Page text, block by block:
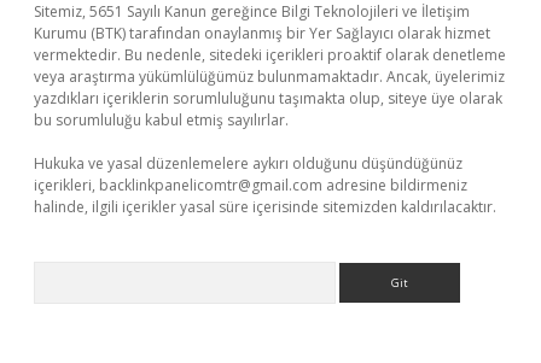
Sitemiz, 5651 Sayılı Kanun gereğince Bilgi Teknolojileri ve İletişim
Kurumu (BTK) tarafından onaylanmış bir Yer Sağlayıcı olarak hizmet
vermektedir. Bu nedenle, sitedeki içerikleri proaktif olarak denetleme
veya araştırma yükümlülüğümüz bulunmamaktadır. Ancak, üyelerimiz
yazdıkları içeriklerin sorumluluğunu taşımakta olup, siteye üye olarak
bu sorumluluğu kabul etmiş sayılırlar.
Hukuka ve yasal düzenlemelere aykırı olduğunu düşündüğünüz
içerikleri, backlinkpanelicomtr@gmail.com adresine bildirmeniz
halinde, ilgili içerikler yasal süre içerisinde sitemizden kaldırılacaktır.